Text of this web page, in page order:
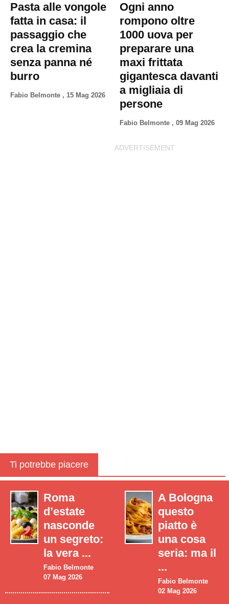
Pasta alle vongole
fatta in casa: il
passaggio che
crea la cremina
senza panna né
burro
Fabio Belmonte , 15 Mag 2026
Ogni anno
rompono oltre
1000 uova per
preparare una
maxi frittata
gigantesca davanti
a migliaia di
persone
Fabio Belmonte , 09 Mag 2026
Ti potrebbe piacere
Roma
d’estate
nasconde
un segreto:
la vera ...
Fabio Belmonte
07 Mag 2026
A Bologna
questo
piatto è
una cosa
seria: ma il
...
Fabio Belmonte
02 Mag 2026